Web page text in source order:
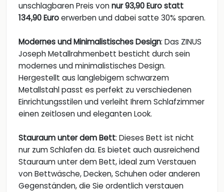
unschlagbaren Preis vonnur 93,90 Euro statt
134,90 Euroerwerben und dabei satte 30% sparen.
Modernes und Minimalistisches Design: Das ZINUS
Joseph Metallrahmenbett besticht durch sein
modernes und minimalistisches Design.
Hergestellt aus langlebigem schwarzem
Metallstahl passt es perfekt zu verschiedenen
Einrichtungsstilen und verleiht Ihrem Schlafzimmer
einen zeitlosen und eleganten Look.
Stauraum unter dem Bett: Dieses Bett ist nicht
nur zum Schlafen da. Es bietet auch ausreichend
Stauraum unter dem Bett, ideal zum Verstauen
von Bettwäsche, Decken, Schuhen oder anderen
Gegenständen, die Sie ordentlich verstauen